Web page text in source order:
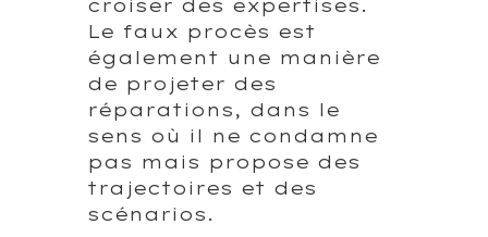
croiser des expertises.
Le faux procès est
également une manière
de projeter des
réparations, dans le
sens où il ne condamne
pas mais propose des
trajectoires et des
scénarios.